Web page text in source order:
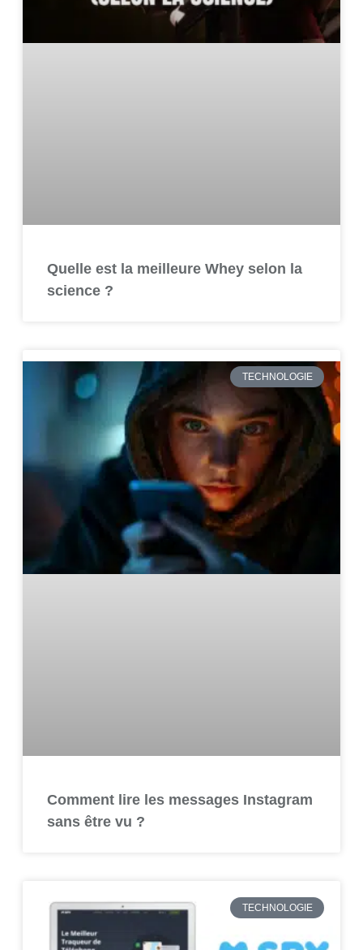
Quelle est la meilleure Whey selon la
science ?
TECHNOLOGIE
Comment lire les messages Instagram
sans être vu ?
TECHNOLOGIE